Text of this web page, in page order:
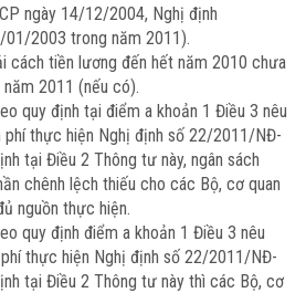
ngày 14/12/2004, Nghị định
2003 trong năm 2011).
cách tiền lương đến hết năm 2010 chưa
2011 (nếu có).
quy định tại điểm a khoản 1 Điều 3 nêu
phí thực hiện Nghị định số 22/2011/NĐ-
tại Điều 2 Thông tư này, ngân sách
chênh lệch thiếu cho các Bộ, cơ quan
nguồn thực hiện.
quy định điểm a khoản 1 Điều 3 nêu
thực hiện Nghị định số 22/2011/NĐ-
tại Điều 2 Thông tư này thì các Bộ, cơ